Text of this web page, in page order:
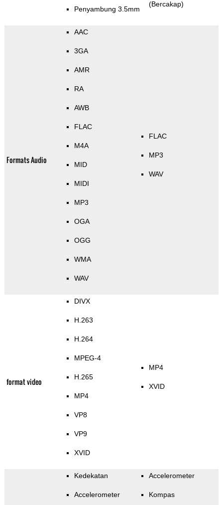
Penyambung 3.5mm
(Bercakap)
Formats Audio
AAC
3GA
AMR
RA
AWB
FLAC
M4A
MID
MIDI
MP3
OGA
OGG
WMA
WAV
FLAC
MP3
WAV
format video
DIVX
H.263
H.264
MPEG-4
H.265
MP4
VP8
VP9
XVID
MP4
XVID
Kedekatan
Accelerometer
Accelerometer
Kompas